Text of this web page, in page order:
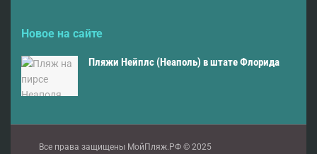
Новое на сайте
Пляжи Нейплс (Неаполь) в штате Флорида
Все права защищены МойПляж.РФ © 2025